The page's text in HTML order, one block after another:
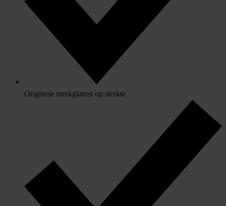
Originele merkglazen op sterkte